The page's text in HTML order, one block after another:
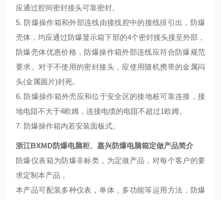
应通过腔间密封接头可靠密封。
5. 防爆操作箱和外部连线由接线腔中的接线排引出，防爆
壳体，均应通过防爆显示箱下部的4个密封接头接至外部，
防爆壳体优惠价格，防爆操作箱外部连线应符合防爆规范
要求。对于不使用的密封接头，应使用随机携带的金属闷
头(金属圆片)封死。
6. 防爆操作箱外壳应和位于安全区的接地桩可靠连接，接
地电阻不大于4欧姆，连接电缆的电阻不超过1欧姆。
7. 防爆操作箱内若安装面板式。
浙江BXMD防爆电脑柜、嘉兴防爆电脑箱定做产品简介
防爆仪表箱为防爆非标类，为定做产品，对每个客户的要
求定制本产品，
本产品可配装多种仪表，单体，多功能等运用方法，防爆